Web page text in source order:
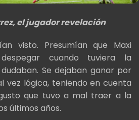
el jugador revelación
visto. Presumían que Maxi
cuando tuviera la
Se dejaban ganar por
vez lógica, teniendo en cuenta
que tuvo a mal traer a la
últimos años.